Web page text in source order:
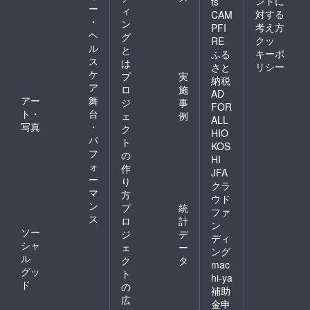
ー
・
ヘ
ル
ス
ケ
ア
アー
ト・
写真
舞
台
・
パ
フ
ォ
ー
マ
ン
ス
ソー
シャ
ル
グッ
ド
ィ
ン
グ
と
は
プ
ロ
ジ
ェ
ク
ト
の
作
り
方
実
施
事
例
プ
ロ
ジ
ェ
ク
ト
の
広
統
計
デ
ー
タ
CAM
PFI
RE
ふる
さと
納税
AD
FOR
ALL
HIO
KOS
HI
JFA
クラ
ウド
ファ
ン
ディ
ング
mac
hi-ya
補助
金申
対する
考え方
クッ
キーポ
リシー